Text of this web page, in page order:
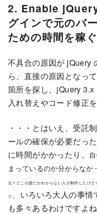
2. Enable
グインで元のバ
ための時間を稼ぐ
不具合の原因が jQuery
ら、直接の原因となっ
箇所を探し、jQuery
入れ替えやコード修正
・・・とはいえ、受託
ールの確保が必要だっ
に時間がかかったり、
まっているのか分からなか
元々どこの誰だかわからない人が制作したけ
り 、いろいろ大人の事情
も多々あるわけですよね